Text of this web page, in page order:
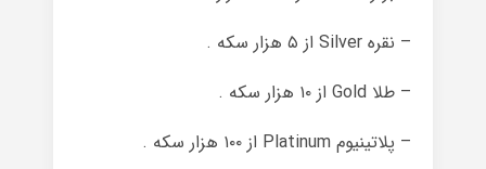
– نقره Silver از ۵ هزار سکه .
– طلا Gold از ۱۰ هزار سکه .
– پلاتینیوم Platinum از ۱۰۰ هزار سکه .